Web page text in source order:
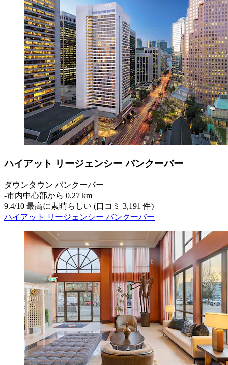
ハイアット リージェンシー バンクーバー
ダウンタウン バンクーバー
‐市内中心部から 0.27 km
9.4/10 最高に素晴らしい (口コミ 3,191 件)
ハイアット リージェンシー バンクーバー